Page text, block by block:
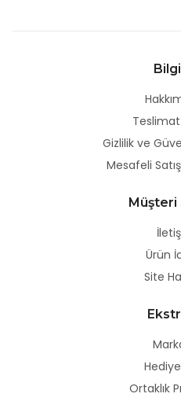
Teslimat
Gizlilik ve
Mesafeli
Müşteri
Ürün
Site
Ortaklık